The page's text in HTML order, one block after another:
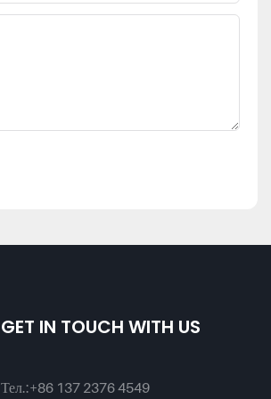
GET IN TOUCH WITH US
Тел.:+86 137 2376 4549